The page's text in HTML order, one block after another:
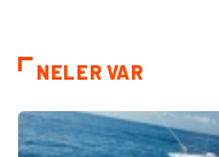
NELER VAR